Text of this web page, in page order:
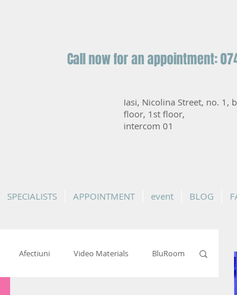
Call now for an appointment:
Iasi, Nicolina Street, no. 1,
floor, 1st floor,
intercom 01
SPECIALISTS APPOINTMENT event BLOG
Afectiuni Video Materials BluRoom